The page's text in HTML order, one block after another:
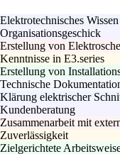
Elektrotechnisches Wissen
Organisationsgeschick
Erstellung von
Kenntnisse in E3.series
Erstellung von
Technische
Klärung elektrischer
Kundenberatung
Zusammenarbeit mit
Zuverlässigkeit
Zielgerichtete